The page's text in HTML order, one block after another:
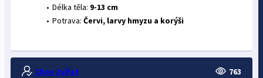
Délka těla: 9-13 cm
Potrava: Červi, larvy hmyzu a korýši
Chov Zvířat
763